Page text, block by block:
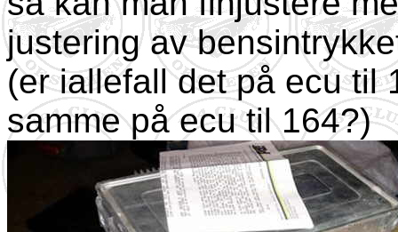
justering av
(er iallefall det på ecu til
samme på ecu til 164?)